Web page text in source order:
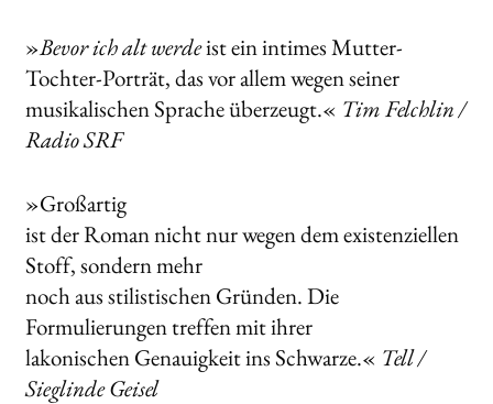
»Bevor ich alt werdeist ein intimes Mutter-
Tochter-Porträt, das vor allem wegen seiner
musikalischen Sprache überzeugt.« Tim Felchlin /
Radio SRF
»Großartig
ist der Roman nicht nur wegen dem existenziellen
Stoff, sondern mehr
noch aus stilistischen Gründen. Die
Formulierungen treffen mit ihrer
lakonischen Genauigkeit ins Schwarze.« Tell /
Sieglinde Geisel